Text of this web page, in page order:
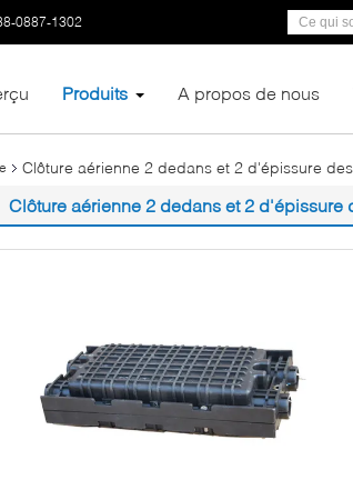
0887-1302
Produits A propos de nous
Clôture aérienne 2 dedans et 2 d'épissure
Clôture aérienne 2 dedans et 2 d'épissure